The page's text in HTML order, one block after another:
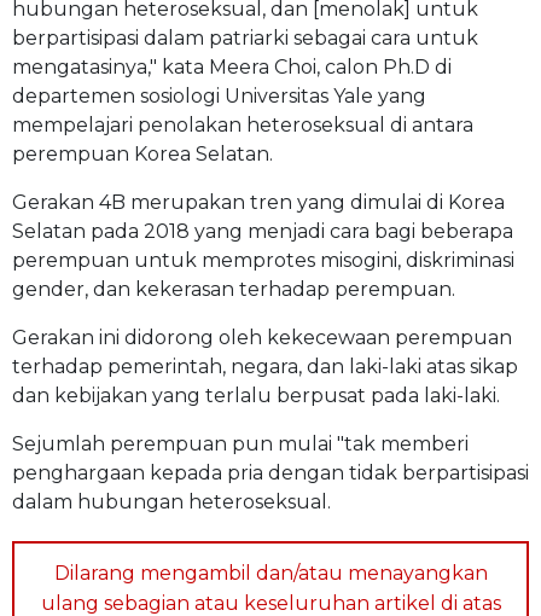
hubungan heteroseksual, dan [menolak] untuk
berpartisipasi dalam patriarki sebagai cara untuk
mengatasinya," kata Meera Choi, calon Ph.D di
departemen sosiologi Universitas Yale yang
mempelajari penolakan heteroseksual di antara
perempuan Korea Selatan.
Gerakan 4B merupakan tren yang dimulai di Korea
Selatan pada 2018 yang menjadi cara bagi beberapa
perempuan untuk memprotes misogini, diskriminasi
gender, dan kekerasan terhadap perempuan.
Gerakan ini didorong oleh kekecewaan perempuan
terhadap pemerintah, negara, dan laki-laki atas sikap
dan kebijakan yang terlalu berpusat pada laki-laki.
Sejumlah perempuan pun mulai "tak memberi
penghargaan kepada pria dengan tidak berpartisipasi
dalam hubungan heteroseksual.
Dilarang mengambil dan/atau menayangkan
ulang sebagian atau keseluruhan artikel di atas